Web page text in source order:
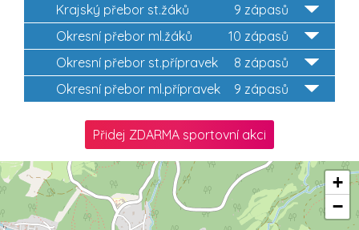
9 zápasů
Krajský přebor st.žáků
10 zápasů
Okresní přebor ml.žáků
8 zápasů
Okresní přebor st.přípravek
9 zápasů
Okresní přebor ml.přípravek
Přidej ZDARMA sportovní akci
+
−